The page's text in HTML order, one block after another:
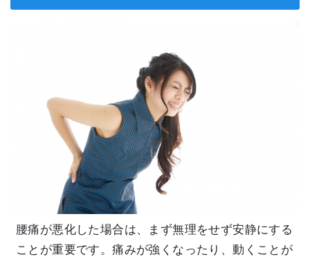
腰痛が悪化した場合は、まず無理をせず安静にする
ことが重要です。痛みが強くなったり、動くことが